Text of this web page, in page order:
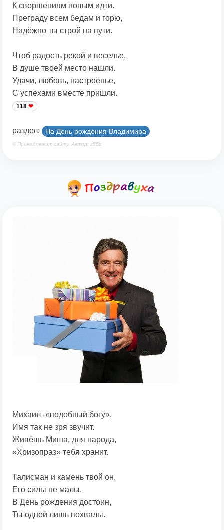
К свершениям новым идти.
Преграду всем бедам и горю,
Надёжно ты строй на пути.
Чтоб радость рекой и веселье,
В душе твоей место нашли.
Удачи, любовь, настроенье,
С успехами вместе пришли.
118
раздел: На День рождения Владимира
© Принадлежит сайту. Автор: z55z
Михаил -«подобный богу»,
Имя так не зря звучит.
Живёшь Миша, для народа,
«Хризопраз» тебя хранит.
Талисман и камень твой он,
Его силы не малы.
В День рождения достоин,
Ты одной лишь похвалы.